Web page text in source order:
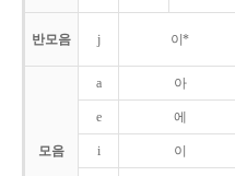
반모음 j 이*
모음
a 아
e 에
i 이